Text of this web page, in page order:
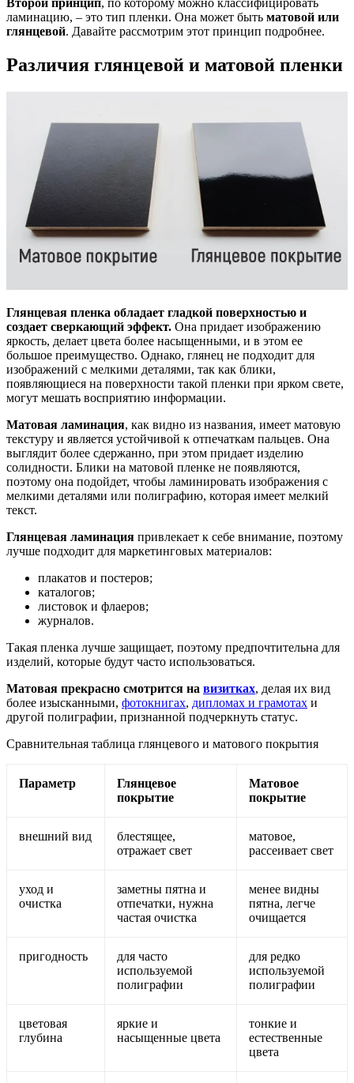
ламинацию, – это тип пленки. Она может быть матовой или
глянцевой. Давайте рассмотрим этот принцип подробнее.
Различия глянцевой и матовой пленки
Глянцевая пленка обладает гладкой поверхностью и
создает сверкающий эффект. Она придает изображению
яркость, делает цвета более насыщенными, и в этом ее
большое преимущество. Однако, глянец не подходит для
изображений с мелкими деталями, так как блики,
появляющиеся на поверхности такой пленки при ярком свете,
могут мешать восприятию информации.
Матовая ламинация, как видно из названия, имеет матовую
текстуру и является устойчивой к отпечаткам пальцев. Она
выглядит более сдержанно, при этом придает изделию
солидности. Блики на матовой пленке не появляются,
поэтому она подойдет, чтобы ламинировать изображения с
мелкими деталями или полиграфию, которая имеет мелкий
текст.
Глянцевая ламинация привлекает к себе внимание, поэтому
лучше подходит для маркетинговых материалов:
плакатов и постеров;
каталогов;
листовок и флаеров;
журналов.
Такая пленка лучше защищает, поэтому предпочтительна для
изделий, которые будут часто использоваться.
Матовая прекрасно смотрится на визитках, делая их вид
более изысканными, фотокнигах, дипломах и грамотах и
другой полиграфии, признанной подчеркнуть статус.
Сравнительная таблица глянцевого и матового покрытия
Параметр
Глянцевое
покрытие
Матовое
покрытие
внешний вид
блестящее,
отражает свет
матовое,
рассеивает свет
уход и
очистка
заметны пятна и
отпечатки, нужна
частая очистка
менее видны
пятна, легче
очищается
пригодность
для часто
используемой
полиграфии
для редко
используемой
полиграфии
цветовая
глубина
яркие и
насыщенные цвета
тонкие и
естественные
цвета